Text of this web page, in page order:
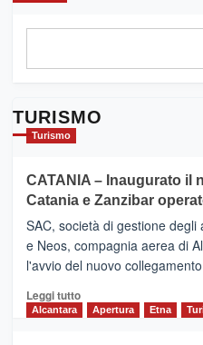
TURISMO
Turismo
CATANIA – Inaugurato il
Catania e Zanzibar
SAC, società di gestione
e Neos, compagnia aerea di
l'avvio del nuovo
Leggi tuttoLeggi
Alcantara Apertura Etna